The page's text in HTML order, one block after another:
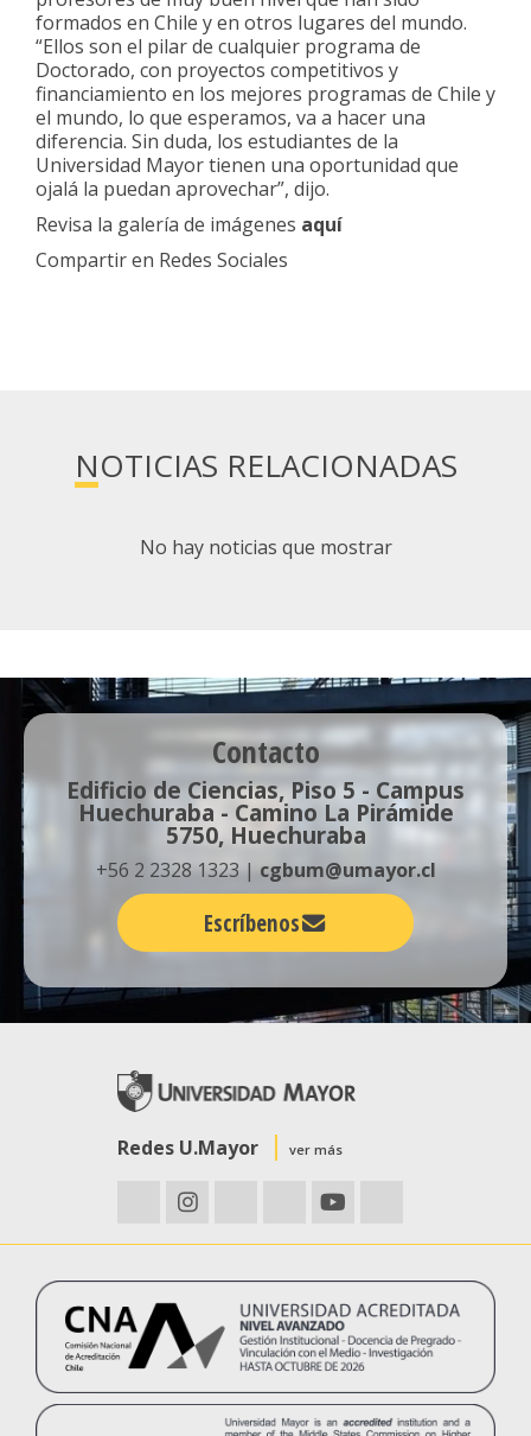
formados en Chile y en otros lugares del mundo.
“Ellos son el pilar de cualquier programa de
Doctorado, con proyectos competitivos y
financiamiento en los mejores programas de Chile y
el mundo, lo que esperamos, va a hacer una
diferencia. Sin duda, los estudiantes de la
Universidad Mayor tienen una oportunidad que
ojalá la puedan aprovechar”, dijo.
Revisa la galería de imágenes aquí
Compartir en Redes Sociales
NOTICIAS RELACIONADAS
No hay noticias que mostrar
Contacto
Edificio de Ciencias, Piso 5 - Campus
Huechuraba - Camino La Pirámide
5750, Huechuraba
+56 2 2328 1323 |cgbum@umayor.cl
Escríbenos
Redes U.Mayor ver más